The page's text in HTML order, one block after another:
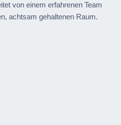
von einem erfahrenen Team
achtsam gehaltenen Raum.